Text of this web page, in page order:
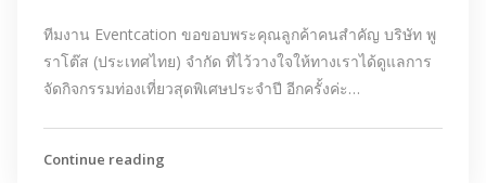
ทีมงาน Eventcation ขอขอบพระคุณลูกค้าคนสำคัญ บริษัท พู
ราโต๊ส (ประเทศไทย) จำกัด ที่ไว้วางใจให้ทางเราได้ดูแลการ
จัดกิจกรรมท่องเที่ยวสุดพิเศษประจำปี อีกครั้งค่ะ…
Continue reading